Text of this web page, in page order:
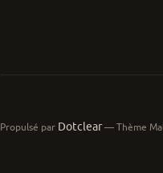
Propulsé par Dotclear— Thème